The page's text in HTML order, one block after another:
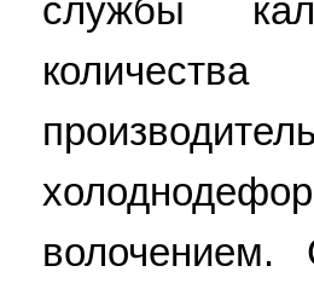
службы
волочением.